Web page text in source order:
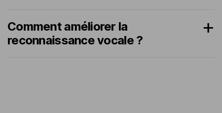
Comment améliorer la
reconnaissance vocale ?